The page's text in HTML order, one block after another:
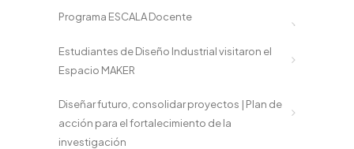
Programa ESCALA Docente
Estudiantes de Diseño Industrial visitaron el
Espacio MAKER
Diseñar futuro, consolidar proyectos | Plan de
acción para el fortalecimiento de la
investigación